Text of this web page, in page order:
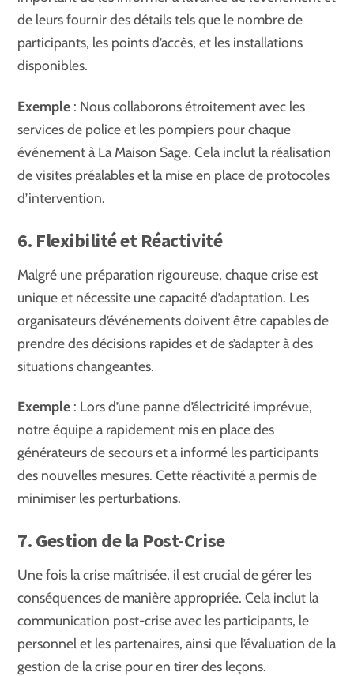
de leurs fournir des détails tels que le nombre de
participants, les points d’accès, et les installations
disponibles.
Exemple : Nous collaborons étroitement avec les
services de police et les pompiers pour chaque
événement à La Maison Sage. Cela inclut la réalisation
de visites préalables et la mise en place de protocoles
d’intervention.
6. Flexibilité et Réactivité
Malgré une préparation rigoureuse, chaque crise est
unique et nécessite une capacité d’adaptation. Les
organisateurs d’événements doivent être capables de
prendre des décisions rapides et de s’adapter à des
situations changeantes.
Exemple : Lors d’une panne d’électricité imprévue,
notre équipe a rapidement mis en place des
générateurs de secours et a informé les participants
des nouvelles mesures. Cette réactivité a permis de
minimiser les perturbations.
7. Gestion de la Post-Crise
Une fois la crise maîtrisée, il est crucial de gérer les
conséquences de manière appropriée. Cela inclut la
communication post-crise avec les participants, le
personnel et les partenaires, ainsi que l’évaluation de la
gestion de la crise pour en tirer des leçons.